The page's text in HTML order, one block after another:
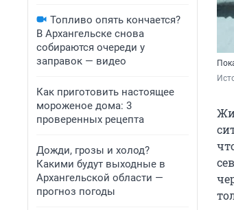
Топливо опять кончается?
В Архангельске снова
собираются очереди у
заправок — видео
Как приготовить настоящее
мороженое дома: 3
проверенных рецепта
Дожди, грозы и холод?
Какими будут выходные в
Архангельской области —
прогноз погоды